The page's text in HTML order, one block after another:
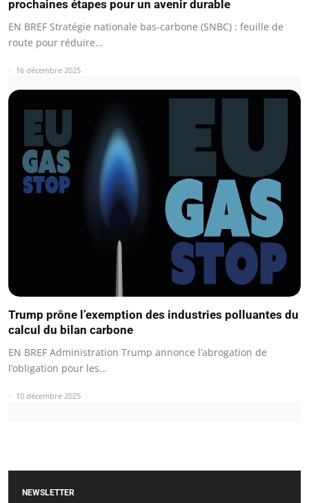
prochaines étapes pour un avenir durable
EN BREF Stratégie nationale bas-carbone (SNBC) : feuille de
route pour réduire…
16 décembre 2025
Trump prône l’exemption des industries polluantes du
calcul du bilan carbone
EN BREF Administration Trump annonce l’abrogation de
l’obligation pour les…
10 décembre 2025
NEWSLETTER